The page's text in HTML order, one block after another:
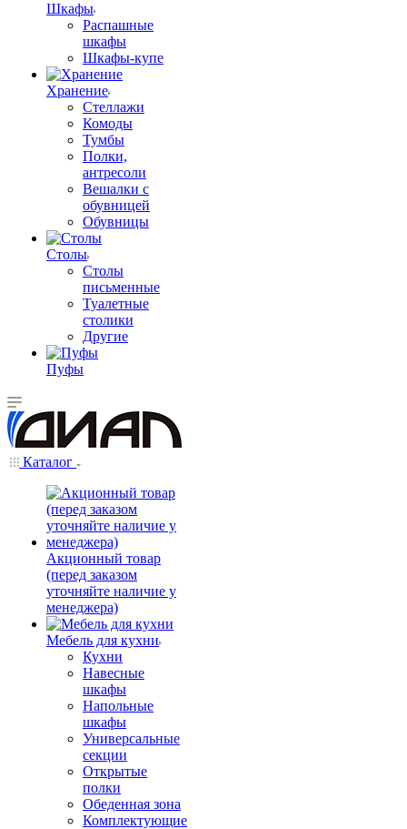
Шкафы
Распашные
шкафы
Шкафы-купе
Хранение
Стеллажи
Комоды
Тумбы
Полки,
антресоли
Вешалки с
обувницей
Обувницы
Столы
Столы
письменные
Туалетные
столики
Другие
Пуфы
Каталог
Акционный товар
(перед заказом
уточняйте наличие у
менеджера)
Мебель для кухни
Кухни
Навесные
шкафы
Напольные
шкафы
Универсальные
секции
Открытые
полки
Обеденная зона
Комплектующие